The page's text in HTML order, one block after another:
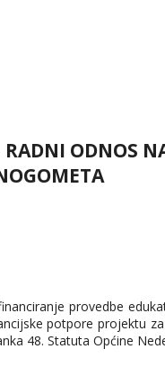
ODNOS
provedbe
potpore
48. Statuta Općine